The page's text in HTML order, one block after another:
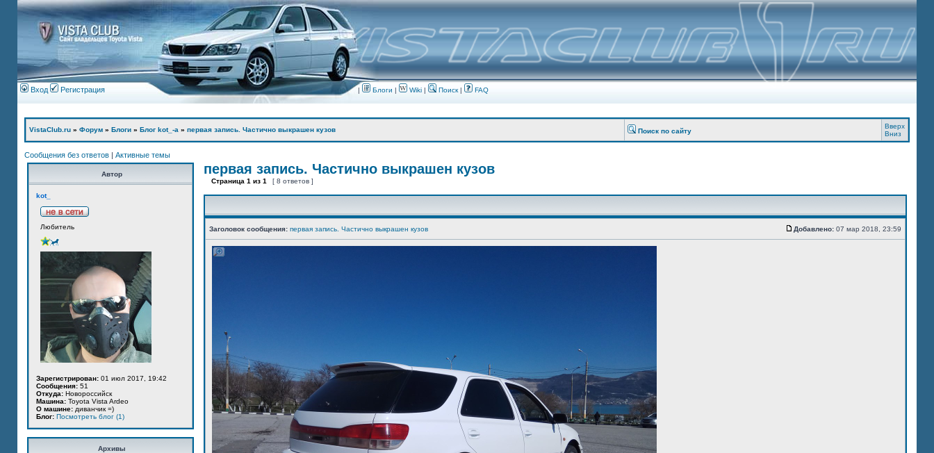
Вход Регистрация | Блоги | Wiki | Поиск| FAQ
VistaClub.ru » Форум » Блоги » Блог kot_-а » первая запись. Частично выкрашен кузов Поиск по сайту
Вверх
Вниз
Сообщения без ответов | Активные темы
Автор
kot_
Любитель
Зарегистрирован: 01 июл 2017, 19:42
Сообщения: 51
Откуда: Новороссийск
Машина: Toyota Vista Ardeo
О машине: диванчик =)
Блог: Посмотреть блог (1)
Архивы
первая запись. Частично выкрашен кузов
Страница 1 из 1 [ 8 ответов ]
Заголовок сообщения: первая запись. Частично выкрашен кузов Добавлено: 07 мар 2018, 23:59